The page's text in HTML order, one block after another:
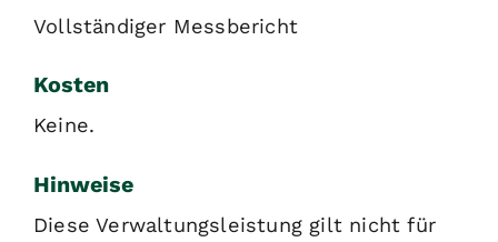
Vollständiger Messbericht
Kosten
Keine.
Hinweise
Diese Verwaltungsleistung gilt nicht für